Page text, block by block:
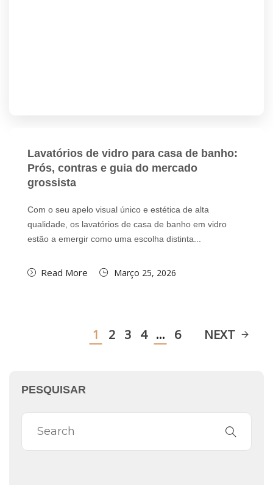
Lavatórios de vidro para casa de banho:
Prós, contras e guia do mercado
grossista
Com o seu apelo visual único e estética de alta
qualidade, os lavatórios de casa de banho em vidro
estão a emergir como uma escolha distinta...
Read More Março 25, 2026
1 2 3 4 … 6 NEXT
PESQUISAR